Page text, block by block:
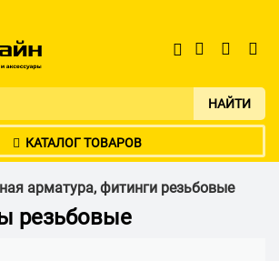
НАЙТИ
КАТАЛОГ ТОВАРОВ
арматура, фитинги резьбовые
резьбовые